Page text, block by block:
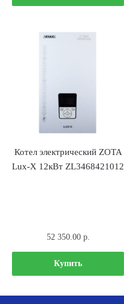
Котел электрический ZOTA
Lux-Х 12кВт ZL3468421012
52 350.00 р.
Купить